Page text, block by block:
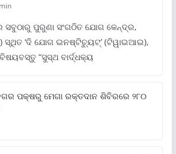
ପୁରୁଣା ସଂଗଠିତ ଯୋଗ କେନ୍ଦ୍ର,
ସ୍ଥିତ ‘ଦି ଯୋଗ ଇନଷ୍ଟିଚ୍ୟୁଟ୍‌’ (ଟିୱାଇଆଇ),
“ସୁସ୍ଥ ବାର୍ଦ୍ଧକ୍ୟ
ପକ୍ଷରୁ ମେଗା ରକ୍ତଦାନ ଶିବିରରେ ୨୮୦